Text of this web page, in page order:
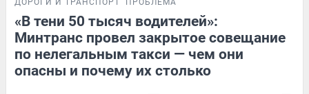
ДОРОГИ И ТРАНСПОРТ ПРОБЛЕМА
«В тени 50 тысяч водителей»:
Минтранс провел закрытое совещание
по нелегальным такси — чем они
опасны и почему их столько